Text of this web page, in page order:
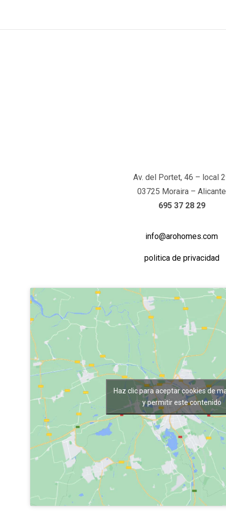
Av. del Portet, 46 – local
03725 Moraira – Alicante
695 37 28 29
info@arohomes.com
politica de privacidad
Haz clic para aceptar cookies de
y permitir este contenido